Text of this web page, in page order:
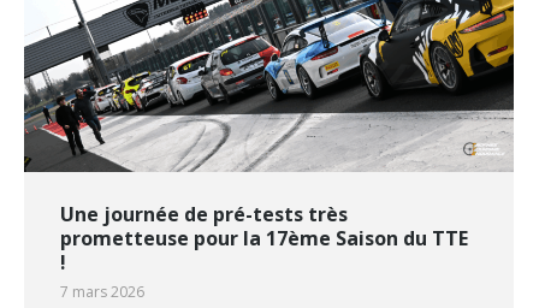
Une journée de pré-tests très
prometteuse pour la 17ème Saison du TTE
!
7 mars 2026